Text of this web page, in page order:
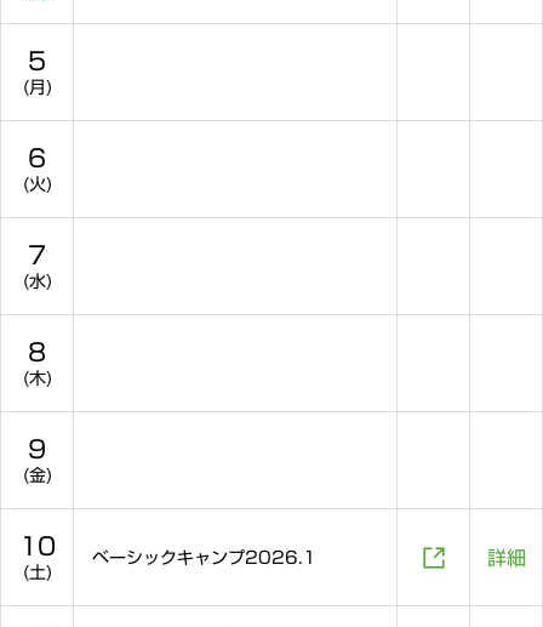
5
(月)
6
(火)
7
(水)
8
(木)
9
(金)
10
(土)
ベーシックキャンプ2026.1  詳細